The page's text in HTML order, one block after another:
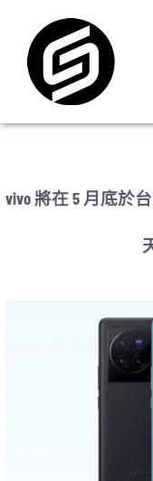
content
vivo 將在 5 月底於